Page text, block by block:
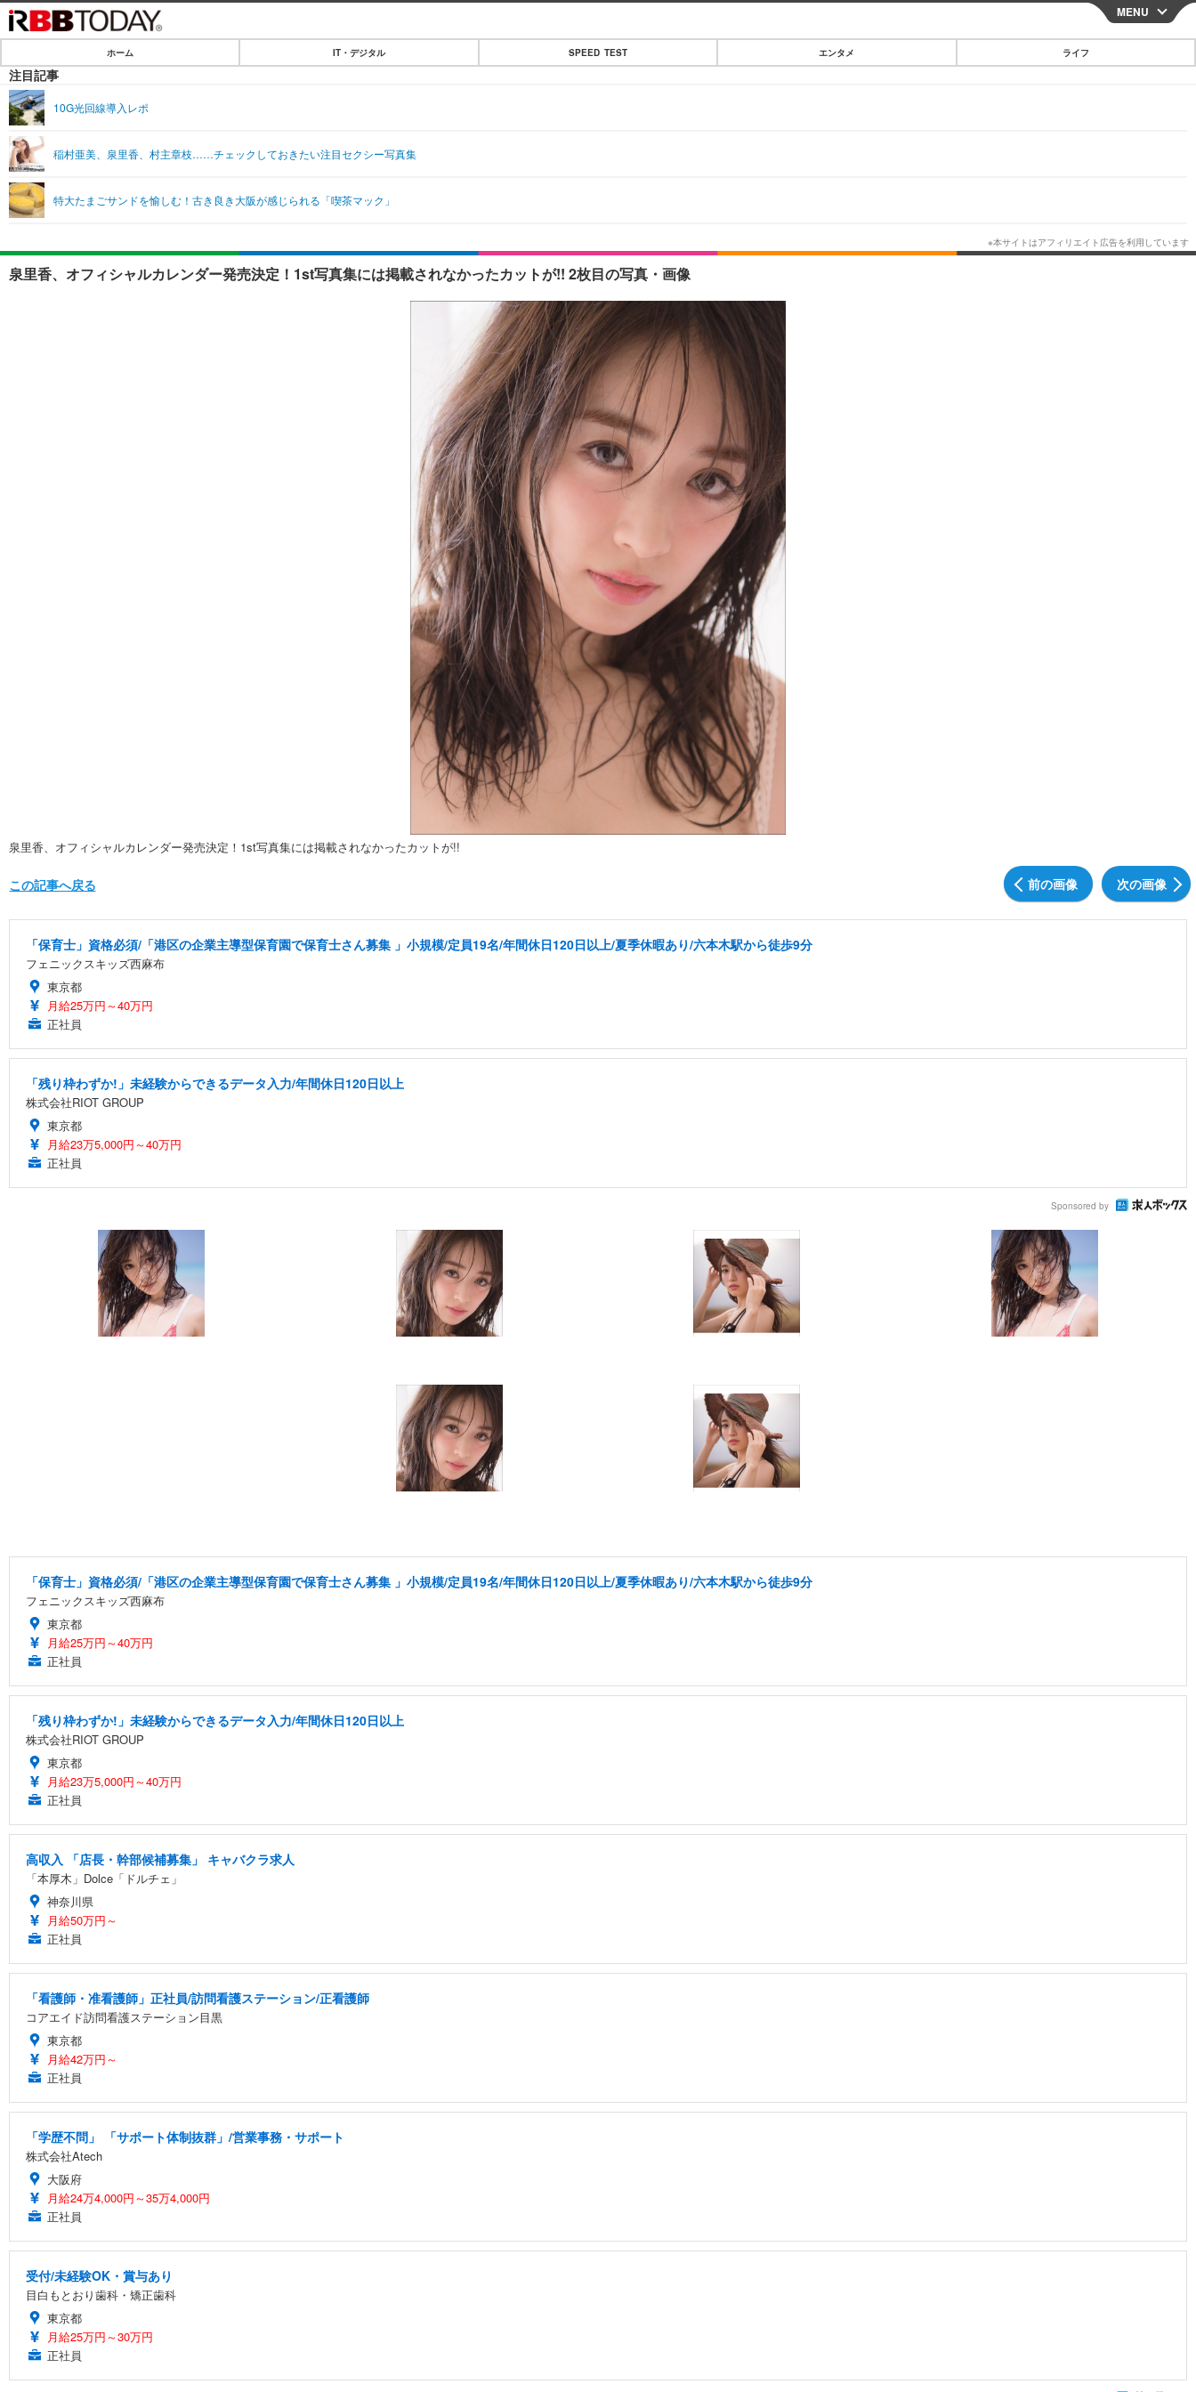
CLOSE
IT・デジタル
ショッピング
SPEED TEST
エンタメ
エンタメTOP
音楽
ライフ
ライフTOP グルメ
ペット
リリース一覧
MENU
ホーム IT・デジタル SPEED TEST エンタメ ライフ
注目記事
10G光回線導入レポ
稲村亜美、泉里香、村主章枝……チェックしておきたい注目セクシー写真集
特大たまごサンドを愉しむ！古き良き大阪が感じられる「喫茶マック」
泉里香、オフィシャルカレンダー発売決定！1st写真集には掲載されなかったカットが!! 2枚目の写真・画像
泉里香、オフィシャルカレンダー発売決定！1st写真集には掲載されなかったカットが!!
前の画像 次の画像
この記事へ戻る
「保育士」資格必須/「港区の企業主導型保育園で保育士さん募集 」小規模/定員19名/年間休日120日以上/夏季休暇あり/六本木駅から徒歩9分
フェニックスキッズ西麻布
東京都
月給25万円～40万円
正社員
「残り枠わずか!」未経験からできるデータ入力/年間休日120日以上
株式会社RIOT GROUP
東京都
月給23万5,000円～40万円
正社員
Sponsored by
「保育士」資格必須/「港区の企業主導型保育園で保育士さん募集 」小規模/定員19名/年間休日120日以上/夏季休暇あり/六本木駅から徒歩9分
フェニックスキッズ西麻布
東京都
月給25万円～40万円
正社員
「残り枠わずか!」未経験からできるデータ入力/年間休日120日以上
株式会社RIOT GROUP
東京都
月給23万5,000円～40万円
正社員
高収入 「店長・幹部候補募集」 キャバクラ求人
「本厚木」Dolce「ドルチェ」
神奈川県
月給50万円～
正社員
「看護師・准看護師」正社員/訪問看護ステーション/正看護師
コアエイド訪問看護ステーション目黒
東京都
月給42万円～
正社員
「学歴不問」 「サポート体制抜群」/営業事務・サポート
株式会社Atech
大阪府
月給24万4,000円～35万4,000円
正社員
受付/未経験OK・賞与あり
目白もとおり歯科・矯正歯科
東京都
月給25万円～30万円
正社員